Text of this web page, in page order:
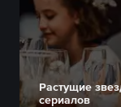
Растущие
сериалов